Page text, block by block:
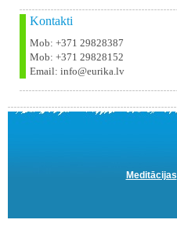
Kontakti
Mob: +371 29828387
Mob: +371 29828152
Email: info@eurika.lv
Meditācijas